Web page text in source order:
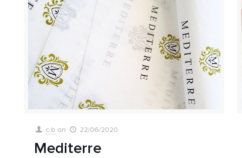
c b on 22/06/2020
Mediterre